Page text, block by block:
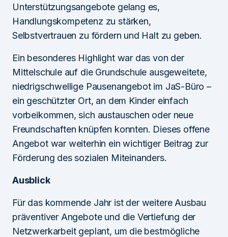
Unterstützungsangebote gelang es,
Handlungskompetenz zu stärken,
Selbstvertrauen zu fördern und Halt zu geben.
Ein besonderes Highlight war das von der
Mittelschule auf die Grundschule ausgeweitete,
niedrigschwellige Pausenangebot im JaS-Büro –
ein geschützter Ort, an dem Kinder einfach
vorbeikommen, sich austauschen oder neue
Freundschaften knüpfen konnten. Dieses offene
Angebot war weiterhin ein wichtiger Beitrag zur
Förderung des sozialen Miteinanders.
Ausblick
Für das kommende Jahr ist der weitere Ausbau
präventiver Angebote und die Vertiefung der
Netzwerkarbeit geplant, um die bestmögliche